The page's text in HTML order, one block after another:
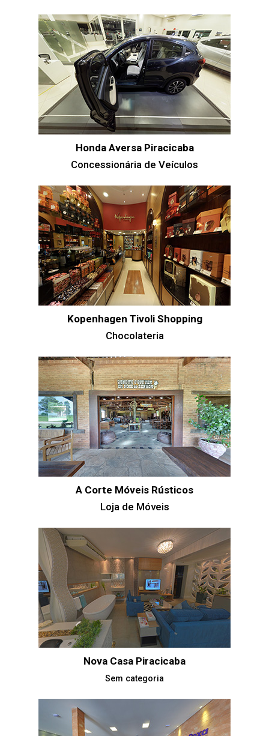
Honda Aversa Piracicaba
Concessionária de Veículos
Kopenhagen Tivoli Shopping
Chocolateria
A Corte Móveis Rústicos
Loja de Móveis
Nova Casa Piracicaba
Sem categoria